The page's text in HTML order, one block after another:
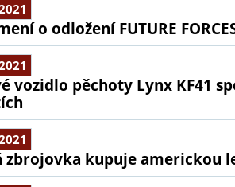
o odložení FUTURE
vozidlo pěchoty Lynx KF41
zbrojovka kupuje americkou